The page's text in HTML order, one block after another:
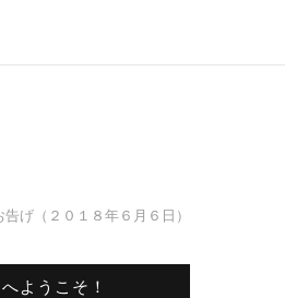
げ（２０１８年６月６日）
ようこそ！